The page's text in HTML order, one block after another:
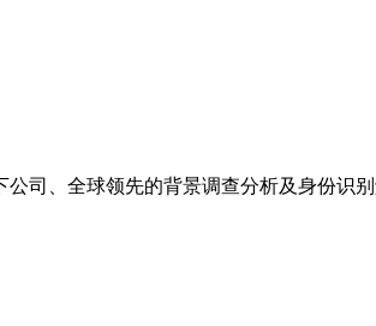
公司、全球领先的背景调查分析及身份识